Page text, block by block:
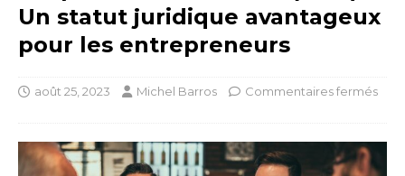
Un statut juridique avantageux
pour les entrepreneurs
août 25, 2023 Michel Barros Commentaires fermés